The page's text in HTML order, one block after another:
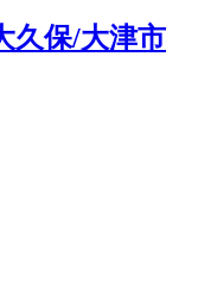
久保/大津市